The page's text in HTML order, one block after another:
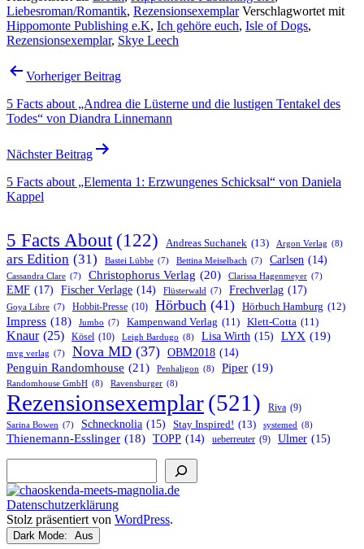
Liebesroman/Romantik, Rezensionsexemplar Verschlagwortet mit
Hippomonte Publishing e.K, Ich gehöre euch, Isle of Dogs,
Rezensionsexemplar, Skye Leech
Beitragsnavigation
Vorheriger Beitrag
5 Facts about „Andrea die Lüsterne und die lustigen Tentakel des
Todes“ von Diandra Linnemann
Nächster Beitrag
5 Facts about „Elementa 1: Erzwungenes Schicksal“ von Daniela
Kappel
5 Facts About (122) Andreas Suchanek (13) Argon Verlag (8)
ars Edition (31) Bastei Lübbe (7) Bettina Meiselbach (7) Carlsen (14)
Cassandra Clare (7) Christophorus Verlag (20) Clarissa Hagenmeyer (7)
EMF (17) Fischer Verlage (14) Flüsterwald (7) Frechverlag (17)
Goya Libre (7) Hobbit-Presse (10) Hörbuch (41) Hörbuch Hamburg (12)
Impress (18) Jumbo (7) Kampenwand Verlag (11) Klett-Cotta (11)
Knaur (25) Kösel (10) Leigh Bardugo (8) Lisa Wirth (15) LYX (19)
mvg verlag (7) Nova MD (37) OBM2018 (14)
Penguin Randomhouse (21) Penhaligon (8) Piper (19)
Randomhouse GmbH (8) Ravensburger (8)
Rezensionsexemplar(521) Riva (9)
Sarina Bowen (7) Schnecknolia (15) Stay Inspired! (13) systemed (8)
Thienemann-Esslinger (18) TOPP (14) ueberreuter (9) Ulmer (15)
Datenschutzerklärung
Stolz präsentiert von WordPress.
Dark Mode: